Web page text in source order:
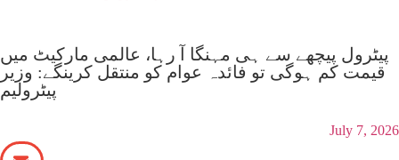
پیٹرول پیچھے سے ہی مہنگا آ رہا، عالمی مارکیٹ میں
قیمت کم ہوگی تو فائدہ عوام کو منتقل کرینگے: وزیر
پیٹرولیم
July 7, 2026